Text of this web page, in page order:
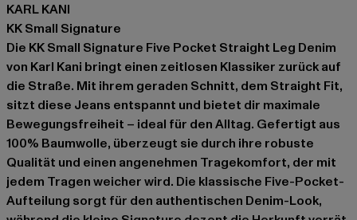
KARL KANI
KK Small Signature
Die KK Small Signature Five Pocket Straight Leg Denim
von Karl Kani bringt einen zeitlosen Klassiker zurück auf
die Straße. Mit ihrem geraden Schnitt, dem Straight Fit,
sitzt diese Jeans entspannt und bietet dir maximale
Bewegungsfreiheit – ideal für den Alltag. Gefertigt aus
100% Baumwolle, überzeugt sie durch ihre robuste
Qualität und einen angenehmen Tragekomfort, der mit
jedem Tragen weicher wird. Die klassische Five-Pocket-
Aufteilung sorgt für den authentischen Denim-Look,